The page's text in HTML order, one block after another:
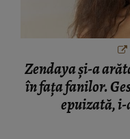
Zendaya și-a
în fața fanilor.
epuizată,